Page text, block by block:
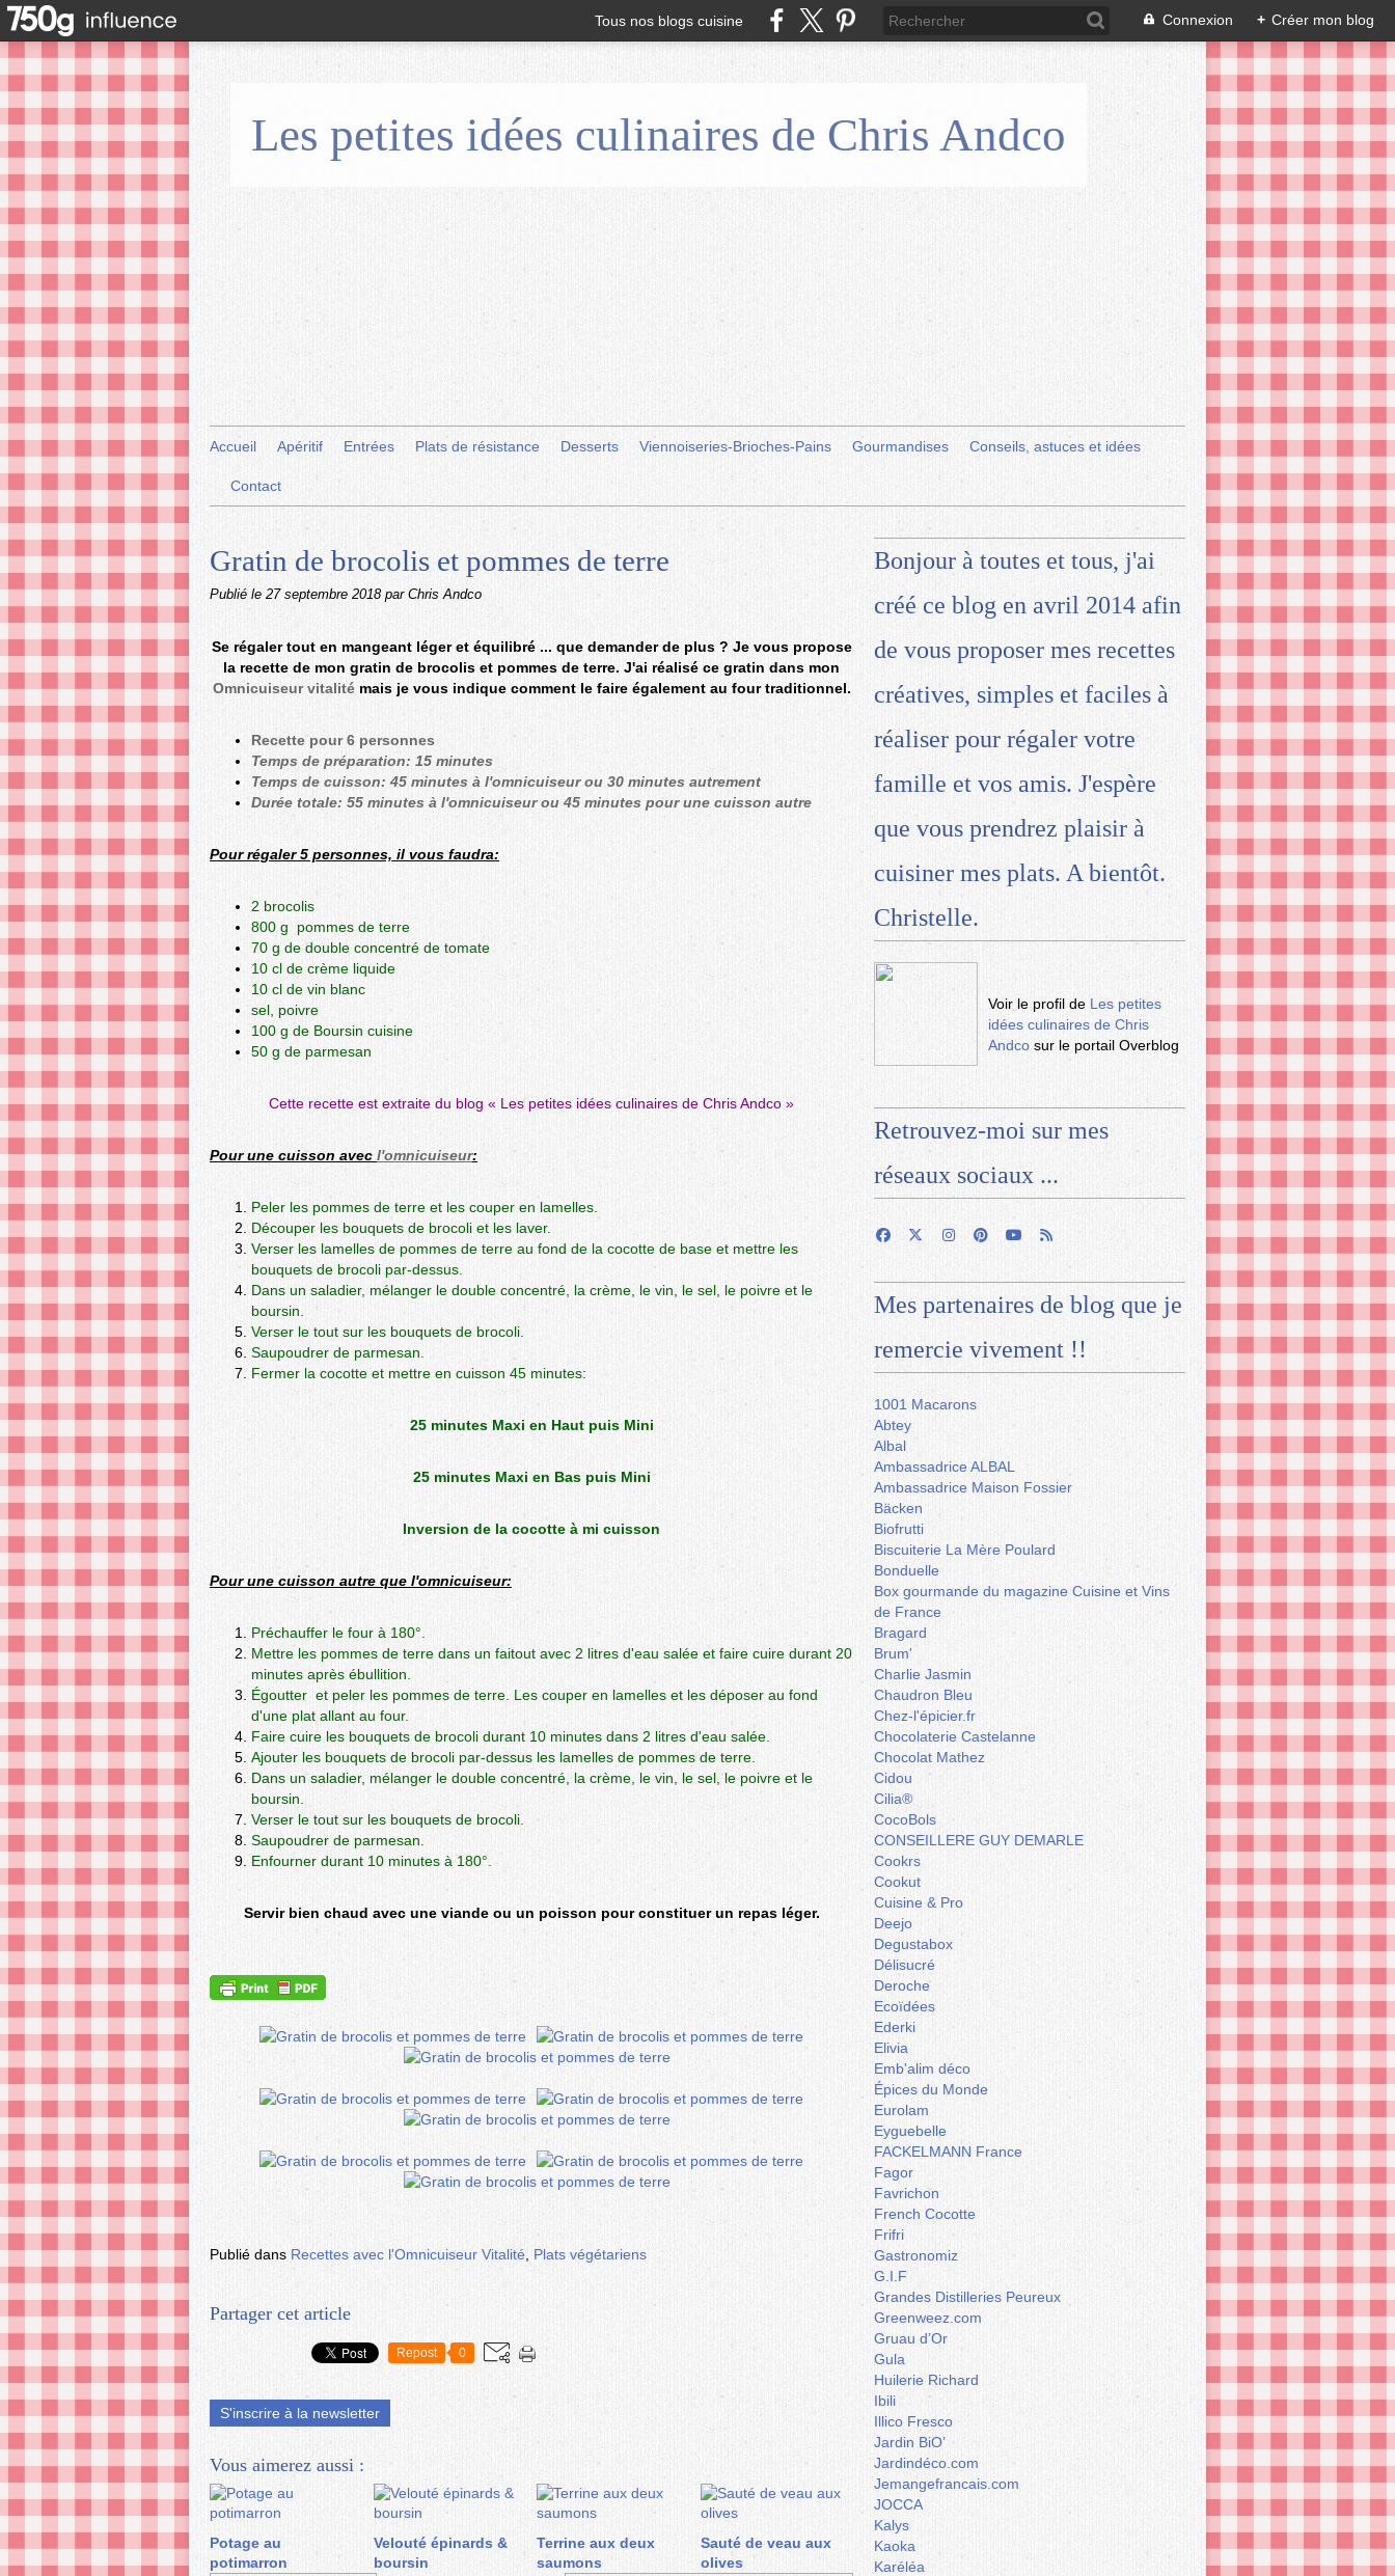
Tous nos blogs cuisine Connexion + Créer mon blog
Les petites idées culinaires de Chris Andco
Accueil Apéritif Entrées Plats de résistance Desserts Viennoiseries-Brioches-Pains Gourmandises Conseils, astuces et idées
Contact
Gratin de brocolis et pommes de terre
Publié le 27 septembre 2018 par Chris Andco
Se régaler tout en mangeant léger et équilibré ... que demander de plus ? Je vous propose
la recette de mon gratin de brocolis et pommes de terre. J'ai réalisé ce gratin dans mon
Omnicuiseur vitalitémais je vous indique comment le faire également au four traditionnel.
Recette pour 6 personnes
Temps de préparation: 15 minutes
Temps de cuisson: 45 minutes à l'omnicuiseur ou 30 minutes autrement
Durée totale: 55 minutes à l'omnicuiseur ou 45 minutes pour une cuisson autre
Pour régaler 5 personnes, il vous faudra:
2 brocolis
800 g pommes de terre
70 g de double concentré de tomate
10 cl de crème liquide
10 cl de vin blanc
sel, poivre
100 g de Boursin cuisine
50 g de parmesan
Cette recette est extraite du blog « Les petites idées culinaires de Chris Andco »
Pour une cuisson avec l'omnicuiseur:
Peler les pommes de terre et les couper en lamelles.
Découper les bouquets de brocoli et les laver.
Verser les lamelles de pommes de terre au fond de la cocotte de base et mettre les
bouquets de brocoli par-dessus.
Dans un saladier, mélanger le double concentré, la crème, le vin, le sel, le poivre et le
boursin.
Verser le tout sur les bouquets de brocoli.
Saupoudrer de parmesan.
Fermer la cocotte et mettre en cuisson 45 minutes:
25 minutes Maxi en Haut puis Mini
25 minutes Maxi en Bas puis Mini
Inversion de la cocotte à mi cuisson
Pour une cuisson autre que l'omnicuiseur:
Préchauffer le four à 180°.
Mettre les pommes de terre dans un faitout avec 2 litres d'eau salée et faire cuire durant 20
minutes après ébullition.
Égoutter et peler les pommes de terre. Les couper en lamelles et les déposer au fond
d'une plat allant au four.
Faire cuire les bouquets de brocoli durant 10 minutes dans 2 litres d'eau salée.
Ajouter les bouquets de brocoli par-dessus les lamelles de pommes de terre.
Dans un saladier, mélanger le double concentré, la crème, le vin, le sel, le poivre et le
boursin.
Verser le tout sur les bouquets de brocoli.
Saupoudrer de parmesan.
Enfourner durant 10 minutes à 180°.
Servir bien chaud avec une viande ou un poisson pour constituer un repas léger.
Publié dans Recettes avec l'Omnicuiseur Vitalité Plats végétariens
Partager cet article
Repost 0
S'inscrire à la newsletter
Vous aimerez aussi :
Potage au
potimarron
Velouté épinards &
boursin
Terrine aux deux
saumons
Sauté de veau aux
olives
Bonjour à toutes et tous, j'ai
créé ce blog en avril 2014 afin
de vous proposer mes recettes
créatives, simples et faciles à
réaliser pour régaler votre
famille et vos amis. J'espère
que vous prendrez plaisir à
cuisiner mes plats. A bientôt.
Christelle.
Voir le profil de Les petites
idées culinaires de Chris
Andco sur le portail Overblog
Retrouvez-moi sur mes
réseaux sociaux ...
Mes partenaires de blog que je
remercie vivement !!
1001 Macarons
Abtey
Albal
Ambassadrice ALBAL
Ambassadrice Maison Fossier
Bäcken
Biofrutti
Biscuiterie La Mère Poulard
Bonduelle
Box gourmande du magazine Cuisine et Vins
de France
Bragard
Brum'
Charlie Jasmin
Chaudron Bleu
Chez-l'épicier.fr
Chocolaterie Castelanne
Chocolat Mathez
Cidou
Cilia®
CocoBols
CONSEILLERE GUY DEMARLE
Cookrs
Cookut
Cuisine & Pro
Deejo
Degustabox
Délisucré
Deroche
Ecoïdées
Ederki
Elivia
Emb'alim déco
Épices du Monde
Eurolam
Eyguebelle
FACKELMANN France
Fagor
Favrichon
French Cocotte
Frifri
Gastronomiz
G.I.F
Grandes Distilleries Peureux
Greenweez.com
Gruau d’Or
Gula
Huilerie Richard
Ibili
Illico Fresco
Jardin BiO’
Jardindéco.com
Jemangefrancais.com
JOCCA
Kalys
Kaoka
Karéléa